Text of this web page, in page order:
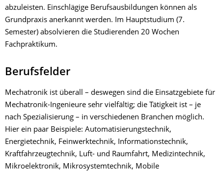
abzuleisten. Einschlägige Berufsausbildungen können als
Grundpraxis anerkannt werden. Im Hauptstudium (7.
Semester) absolvieren die Studierenden 20 Wochen
Fachpraktikum.
Berufsfelder
Mechatronik ist überall – deswegen sind die Einsatzgebiete für
Mechatronik-Ingenieure sehr vielfältig; die Tätigkeit ist – je
nach Spezialisierung – in verschiedenen Branchen möglich.
Hier ein paar Beispiele: Automatisierungstechnik,
Energietechnik, Feinwerktechnik, Informationstechnik,
Kraftfahrzeugtechnik, Luft- und Raumfahrt, Medizintechnik,
Mikroelektronik, Mikrosystemtechnik, Mobile